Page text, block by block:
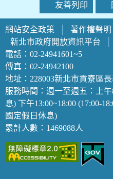
友善列印
網站安全政策 著作權聲明
新北市政府開放資訊平台
電話：02-24941601~5
傳真：02-24942100
地址：228003新北市貢寮區
服務時間：週一至週五：上
息) 下午13:00~18:00 (17:00-
國定假日休息)
累計人數：1469088人